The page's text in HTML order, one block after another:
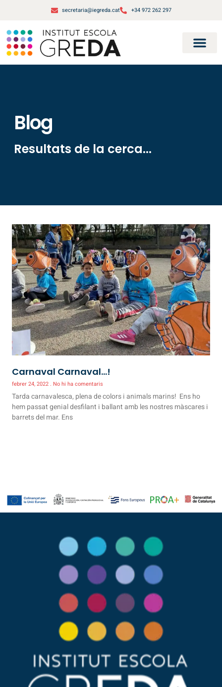
secretaria@iegreda.cat +34 972 262 297
Blog
Resultats de la cerca...
Carnaval Carnaval…!
febrer 24, 2022 No hi ha comentaris
Tarda carnavalesca, plena de colors i animals marins! Ens ho
hem passat genial desfilant i ballant amb les nostres màscares i
barrets del mar. Ens